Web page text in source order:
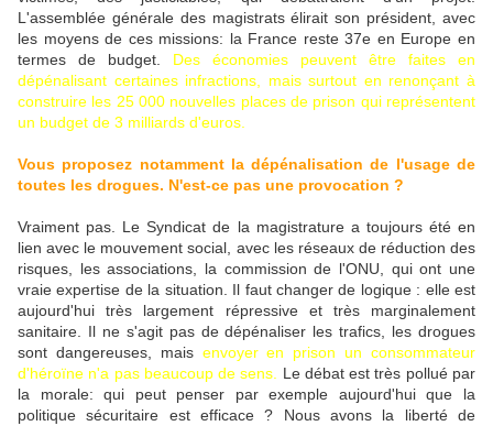
L'assemblée générale des magistrats élirait son président, avec
les moyens de ces missions: la France reste 37e en Europe en
termes de budget. Des économies peuvent être faites en
dépénalisant certaines infractions, mais surtout en renonçant à
construire les 25 000 nouvelles places de prison qui représentent
un budget de 3 milliards d'euros.
Vous proposez notamment la dépénalisation de l'usage de
toutes les drogues. N'est-ce pas une provocation ?
Vraiment pas. Le Syndicat de la magistrature a toujours été en
lien avec le mouvement social, avec les réseaux de réduction des
risques, les associations, la commission de l'ONU, qui ont une
vraie expertise de la situation. Il faut changer de logique : elle est
aujourd'hui très largement répressive et très marginalement
sanitaire. Il ne s'agit pas de dépénaliser les trafics, les drogues
sont dangereuses, mais envoyer en prison un consommateur
d'héroïne n'a pas beaucoup de sens.
Le débat est très pollué par
la morale: qui peut penser par exemple aujourd'hui que la
politique sécuritaire est efficace ? Nous avons la liberté de